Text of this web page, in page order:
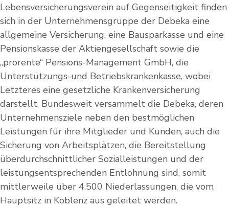
Lebensversicherungsverein auf Gegenseitigkeit finden
sich in der Unternehmensgruppe der Debeka eine
allgemeine Versicherung, eine Bausparkasse und eine
Pensionskasse der Aktiengesellschaft sowie die
„prorente“ Pensions-Management GmbH, die
Unterstützungs-und Betriebskrankenkasse, wobei
Letzteres eine gesetzliche Krankenversicherung
darstellt. Bundesweit versammelt die Debeka, deren
Unternehmensziele neben den bestmöglichen
Leistungen für ihre Mitglieder und Kunden, auch die
Sicherung von Arbeitsplätzen, die Bereitstellung
überdurchschnittlicher Sozialleistungen und der
leistungsentsprechenden Entlohnung sind, somit
mittlerweile über 4.500 Niederlassungen, die vom
Hauptsitz in Koblenz aus geleitet werden.